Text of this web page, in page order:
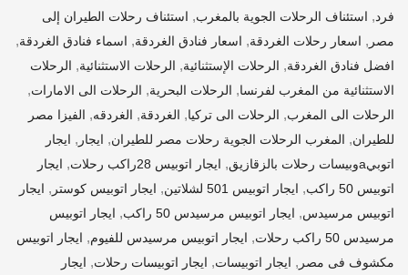
فرد, استئناف الرحلات الجوية بالمغرب, استئناف رحلات الطيران إلى
مصر , اسعار رحلات الغردقة, اسعار فنادق الغردقة, اسماء فنادق الغردقة,
افضل فنادق الغردقة, الرحلات الإستثنائية, الرحلات الاستثنائية, الرحلات
الاستثنائية من المغرب لفرنسا, الرحلات البحرية, الرحلات الى الامارات,
الرحلات الى المغرب, الرحلات الى تركيا, الغردقة, الغردقه, الفيزا مصر
للطيران, المغرب الرحلات الجوية رحلات مصر للطيران, ايجار , ايجار
اتوبيaوبيسات رحلات بالزقازيق
, ايجار اتوبيس 28راكب رحلات , ايجار
اتوبيس 50 راكب
, ايجار اتوبيس 501 لشلاتين , ايجار اتوبيس كوستر , ايجار
اتوبيس مرسيدس, ايجار اتوبيس مرسيدس 50 راكب , ايجار اتوبيس
مرسيدس 50 راكب رحلات
, ايجار اتوبيس مرسيدس للفيوم, ايجار اتوبيس
مكشوف فى مصر , ايجار اتوبيسات, ايجار اتوبيسات رحلات, ايجار